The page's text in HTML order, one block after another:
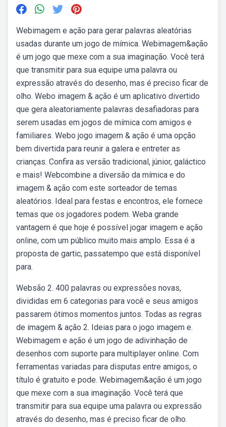
Webimagem e ação para gerar palavras aleatórias
usadas durante um jogo de mímica. Webimagem&ação
é um jogo que mexe com a sua imaginação. Você terá
que transmitir para sua equipe uma palavra ou
expressão através do desenho, mas é preciso ficar de
olho. Web‎o imagem & ação é um aplicativo divertido
que gera aleatoriamente palavras desafiadoras para
serem usadas em jogos de mímica com amigos e
familiares. Webo jogo imagem & ação é uma opção
bem divertida para reunir a galera e entreter as
crianças. Confira as versão tradicional, júnior, galáctico
e mais! Webcombine a diversão da mímica e do
imagem & ação com este sorteador de temas
aleatórios. Ideal para festas e encontros, ele fornece
temas que os jogadores podem. Weba grande
vantagem é que hoje é possível jogar imagem e ação
online, com um público muito mais amplo. Essa é a
proposta de gartic, passatempo que está disponível
para.
Websão 2. 400 palavras ou expressões novas,
divididas em 6 categorias para você e seus amigos
passarem ótimos momentos juntos. Todas as regras
de imagem & ação 2. Ideias para o jogo imagem e.
Webimagem e ação é um jogo de adivinhação de
desenhos com suporte para multiplayer online. Com
ferramentas variadas para disputas entre amigos, o
título é gratuito e pode. Webimagem&ação é um jogo
que mexe com a sua imaginação. Você terá que
transmitir para sua equipe uma palavra ou expressão
através do desenho, mas é preciso ficar de olho.